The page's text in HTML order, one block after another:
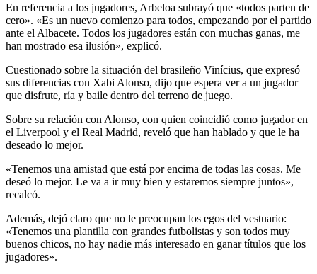
En referencia a los jugadores, Arbeloa subrayó que «todos parten de
cero». «Es un nuevo comienzo para todos, empezando por el partido
ante el Albacete. Todos los jugadores están con muchas ganas, me
han mostrado esa ilusión», explicó.
Cuestionado sobre la situación del brasileño Vinícius, que expresó
sus diferencias con Xabi Alonso, dijo que espera ver a un jugador
que disfrute, ría y baile dentro del terreno de juego.
Sobre su relación con Alonso, con quien coincidió como jugador en
el Liverpool y el Real Madrid, reveló que han hablado y que le ha
deseado lo mejor.
«Tenemos una amistad que está por encima de todas las cosas. Me
deseó lo mejor. Le va a ir muy bien y estaremos siempre juntos»,
recalcó.
Además, dejó claro que no le preocupan los egos del vestuario:
«Tenemos una plantilla con grandes futbolistas y son todos muy
buenos chicos, no hay nadie más interesado en ganar títulos que los
jugadores».